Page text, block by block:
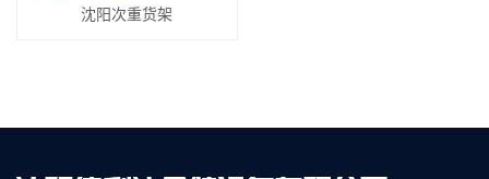
沈阳次重货架